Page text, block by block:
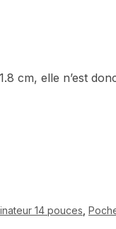
cm, elle n’est
14 pouces